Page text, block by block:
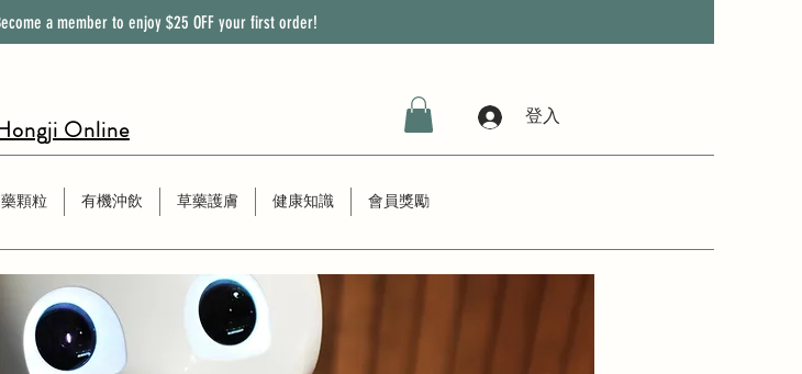
a member to enjoy $25 OFF your first order!
Online 登入
顆粒 有機沖飲 草藥護膚 健康知識 會員獎勵